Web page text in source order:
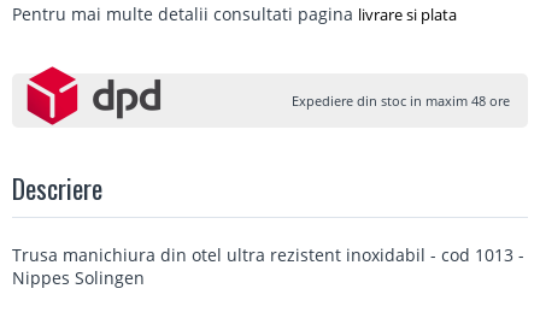
Pentru mai multe detalii consultati pagina livrare si plata
Expediere din stoc in maxim 48 ore
Descriere
Trusa manichiura din otel ultra rezistent inoxidabil - cod 1013 -
Nippes Solingen